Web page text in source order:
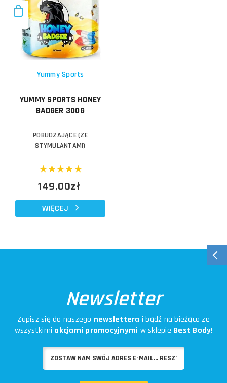
Yummy Sports
YUMMY SPORTS HONEY
BADGER 300G
POBUDZAJĄCE (ZE
STYMULANTAMI)
149,00zł
WIĘCEJ
Newsletter
Zapisz się do naszego newslettera i bądź na bieżąco ze
wszystkimi akcjami promocyjnymi w sklepie Best Body!